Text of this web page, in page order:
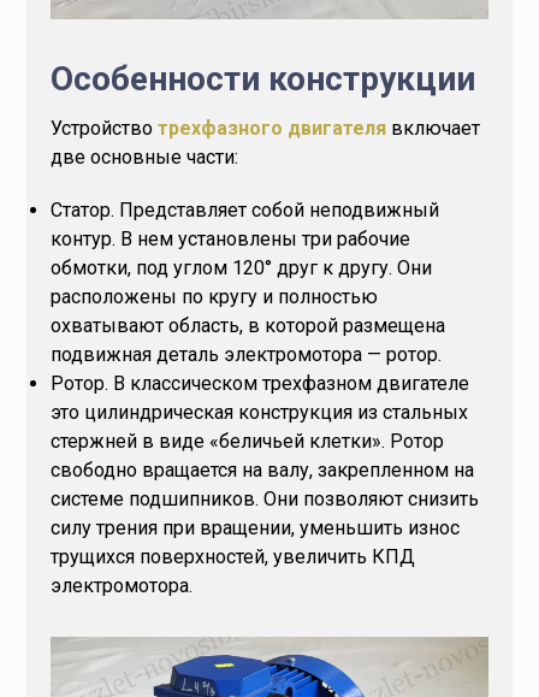
Особенности конструкции
Устройствотрехфазного двигателя включает
две основные части:
Статор. Представляет собой неподвижный
контур. В нем установлены три рабочие
обмотки, под углом 120° друг к другу. Они
расположены по кругу и полностью
охватывают область, в которой размещена
подвижная деталь электромотора — ротор.
Ротор. В классическом трехфазном двигателе
это цилиндрическая конструкция из стальных
стержней в виде «беличьей клетки». Ротор
свободно вращается на валу, закрепленном на
системе подшипников. Они позволяют снизить
силу трения при вращении, уменьшить износ
трущихся поверхностей, увеличить КПД
электромотора.